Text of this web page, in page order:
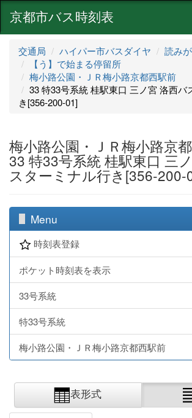
京都市バス時刻表
交通局 ハイパー市バスダイヤ
読み
【う】で始まる停留所
梅小路公園・ＪＲ梅小路京都西駅前
33 特33号系統 桂駅東口 三ノ宮 洛西バ
き[356-200-01]
梅小路公園・ＪＲ梅小路京
33 特33号系統 桂駅東口 三
スターミナル行き[356-200-
Menu
時刻表登録
ポケット時刻表を表示
33号系統
特33号系統
梅小路公園・ＪＲ梅小路京都西駅前
表形式